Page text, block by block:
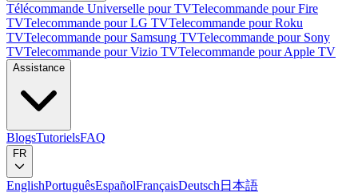
Télécommande Universelle pour TVTelecommande pour Fire
TVTelecommande pour LG TVTelecommande pour Roku
TVTelecommande pour Samsung TVTelecommande pour Sony
TVTelecommande pour Vizio TVTelecommande pour Apple TV
Assistance
BlogsTutorielsFAQ
FR
EnglishPortuguêsEspañolFrançaisDeutsch 日本語